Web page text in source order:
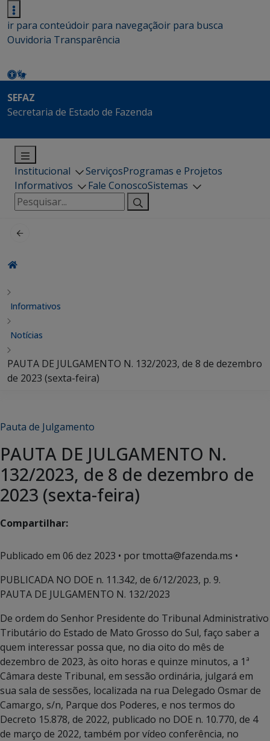
ir para conteúdoir para navegaçãoir para busca
Ouvidoria Transparência
SEFAZ
Secretaria de Estado de Fazenda
Institucional ServiçosProgramas e Projetos
Informativos
Fale ConoscoSistemas
Pesquisar
por:
Informativos
Notícias
PAUTA DE JULGAMENTO N. 132/2023, de 8 de dezembro
de 2023 (sexta-feira)
Pauta de Julgamento
PAUTA DE JULGAMENTO N.
132/2023, de 8 de dezembro de
2023 (sexta-feira)
Compartilhar:
Publicado em 06 dez 2023 • por tmotta@fazenda.ms •
PUBLICADA NO DOE n. 11.342, de 6/12/2023, p. 9.
PAUTA DE JULGAMENTO N. 132/2023
De ordem do Senhor Presidente do Tribunal Administrativo
Tributário do Estado de Mato Grosso do Sul, faço saber a
quem interessar possa que, no dia oito do mês de
dezembro de 2023, às oito horas e quinze minutos, a 1ª
Câmara deste Tribunal, em sessão ordinária, julgará em
sua sala de sessões, localizada na rua Delegado Osmar de
Camargo, s/n, Parque dos Poderes, e nos termos do
Decreto 15.878, de 2022, publicado no DOE n. 10.770, de 4
de março de 2022, também por vídeo conferência, no